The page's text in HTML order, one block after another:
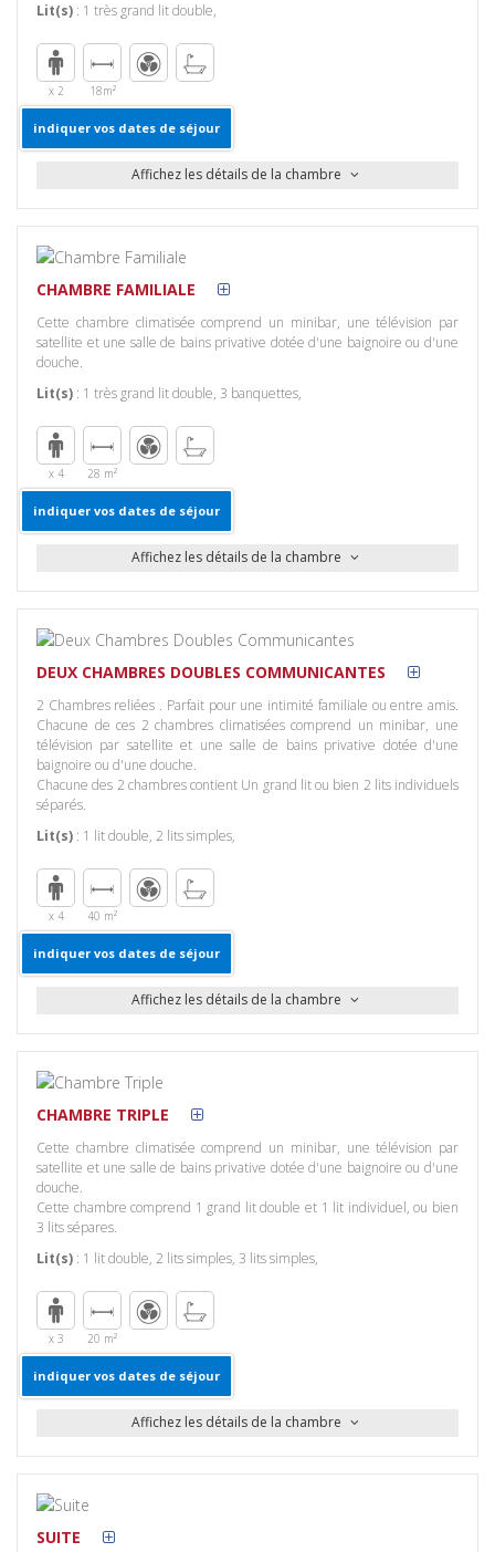
Lit(s) : 1 très grand lit double,
x 2 18m²
indiquer vos dates de séjour
Commodités
Douche
Lit double
Lit King ou lits
jumeaux
Général
Service en
Divertissement
Télévision
Internet
Vue
Vue sur ville
Affichez les détails de la chambre
CHAMBRE FAMILIALE
Cette chambre climatisée comprend un minibar, une télévision par
satellite et une salle de bains privative dotée d'une baignoire ou d'une
douche.
Lit(s) : 1 très grand lit double, 3 banquettes,
x 4 28 m²
indiquer vos dates de séjour
Services
Blanchisserie
Service de
couverture
Commodités
Bains
Lit double
Lit King ou lits
jumeaux
Général
avec fenêtre
Télévision
Accès
Télévision par
Vue
Vue sur ville
Affichez les détails de la chambre
DEUX CHAMBRES DOUBLES COMMUNICANTES
2 Chambres reliées . Parfait pour une intimité familiale ou entre amis.
Chacune de ces 2 chambres climatisées comprend un minibar, une
télévision par satellite et une salle de bains privative dotée d'une
baignoire ou d'une douche.
Chacune des 2 chambres contient Un grand lit ou bien 2 lits individuels
séparés.
Lit(s) : 1 lit double, 2 lits simples,
x 4 40 m²
indiquer vos dates de séjour
Services
Blanchisserie
Commodités
Lit double
Lit King ou lits
jumeaux
Général
chambre
Service en
Divertissement
Télévision
Internet
Vue sur ville
Affichez les détails de la chambre
CHAMBRE TRIPLE
Cette chambre climatisée comprend un minibar, une télévision par
satellite et une salle de bains privative dotée d'une baignoire ou d'une
douche.
Cette chambre comprend 1 grand lit double et 1 lit individuel, ou bien
3 lits sépares.
Lit(s) : 1 lit double, 2 lits simples, 3 lits simples,
x 3 20 m²
indiquer vos dates de séjour
Services
Blanchisserie
Commodités Général
Affichez les détails de la chambre
SUITE